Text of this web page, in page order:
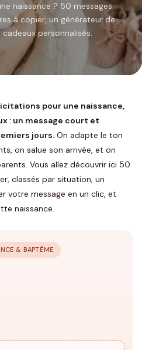
naissance ? 50 messages
à copier, un générateur de
personnalisés.
pour une naissance,
: un message court et
jours. On adapte le ton
on salue son arrivée, et on
Vous allez découvrir ici 50
classés par situation, un
votre message en un clic, et
naissance.
& BAPTÊME